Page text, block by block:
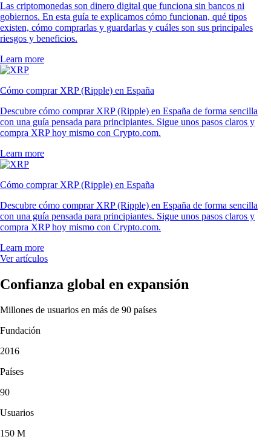
Las criptomonedas son dinero digital que funciona sin bancos ni
gobiernos. En esta guía te explicamos cómo funcionan, qué tipos
existen, cómo comprarlas y guardarlas y cuáles son sus principales
riesgos y beneficios.
Learn more
Cómo comprar XRP (Ripple) en España
Descubre cómo comprar XRP (Ripple) en España de forma sencilla
con una guía pensada para principiantes. Sigue unos pasos claros y
compra XRP hoy mismo con Crypto.com.
Learn more
Cómo comprar XRP (Ripple) en España
Descubre cómo comprar XRP (Ripple) en España de forma sencilla
con una guía pensada para principiantes. Sigue unos pasos claros y
compra XRP hoy mismo con Crypto.com.
Learn more
Ver artículos
Confianza global en expansión
Millones de usuarios en más de 90 países
Fundación
2016
Países
90
Usuarios
150 M